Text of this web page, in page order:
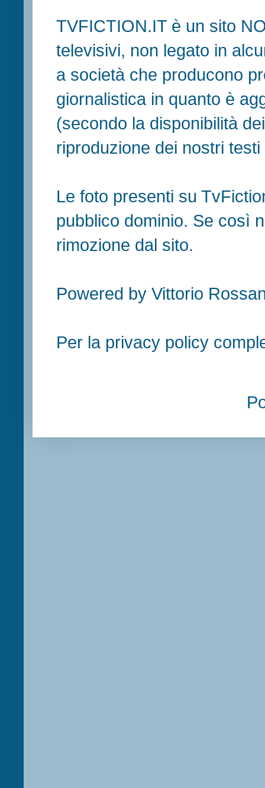
TVFICTION.IT è un sito
televisivi, non legato in
a società che producono
giornalistica in quanto è
(secondo la disponibilità
riproduzione dei nostri
Le foto presenti su
pubblico dominio. Se così
rimozione dal sito.
Powered by Vittorio
Per la privacy policy